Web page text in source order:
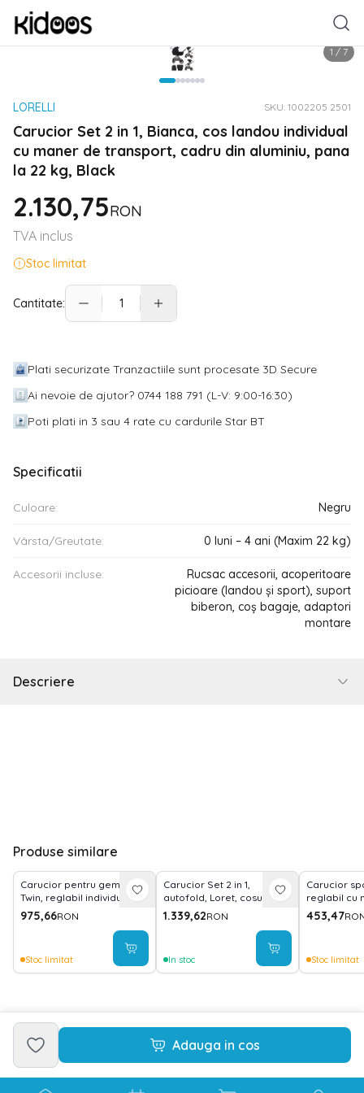
1 / 7
LORELLI SKU: 1002205 2501
Carucior Set 2 in 1, Bianca, cos landou individual
cu maner de transport, cadru din aluminiu, pana
la 22 kg, Black
2.130,75RON
TVA inclus
Stoc limitat
Cantitate:
Plati securizate Tranzactiile sunt procesate 3D Secure
Ai nevoie de ajutor? 0744 188 791 (L-V: 9:00-16:30)
Poti plati in 3 sau 4 rate cu cardurile Star BT
Specificatii
Culoare: Negru
Vârsta/Greutate: 0 luni – 4 ani (Maxim 22 kg)
Accesorii incluse:
Rucsac accesorii, acoperitoare
picioare (landou și sport), suport
biberon, coș bagaje, adaptori
montare
Descriere
Adauga in cos
Produse similare
Carucior pentru gemeni,
Twin, reglabil individual,
pana la 15 kg per copil,
geanta pentru mama
975,66RON
Stoc limitat
Carucior Set 2 in 1,
autofold, Loret, cosulet
auto inclus, pana la 22 kg,
Black
1.339,62RON
In stoc
Carucior
reglabil cu
pozitii,
453,47
Stoc limitat